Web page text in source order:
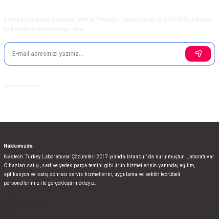
Hakkımızda
Nastech Turkey Laboratuvar Çözümleri 2017 yılında İstanbul’ da kurulmuştur. Laboratuvar
Cihazları satışı, sarf ve yedek parça temini gibi ürün hizmetlerinin yanında; eğitim,
aplikasyon ve satış sonrası servis hizmetlerini, uygulama ve sektör tecrübeli
personellerimiz ile gerçekleştirmekteyiz.